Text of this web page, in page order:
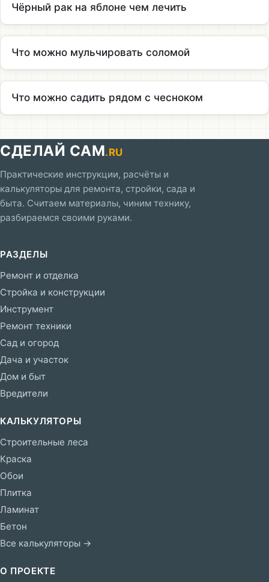
Чёрный рак на яблоне чем лечить
Что можно мульчировать соломой
Что можно садить рядом с чесноком
СДЕЛАЙ САМ.RU
Практические инструкции, расчёты и
калькуляторы для ремонта, стройки, сада и
быта. Считаем материалы, чиним технику,
разбираемся своими руками.
РАЗДЕЛЫ
Ремонт и отделка
Стройка и конструкции
Инструмент
Ремонт техники
Сад и огород
Дача и участок
Дом и быт
Вредители
КАЛЬКУЛЯТОРЫ
Строительные леса
Краска
Обои
Плитка
Ламинат
Бетон
Все калькуляторы →
О ПРОЕКТЕ